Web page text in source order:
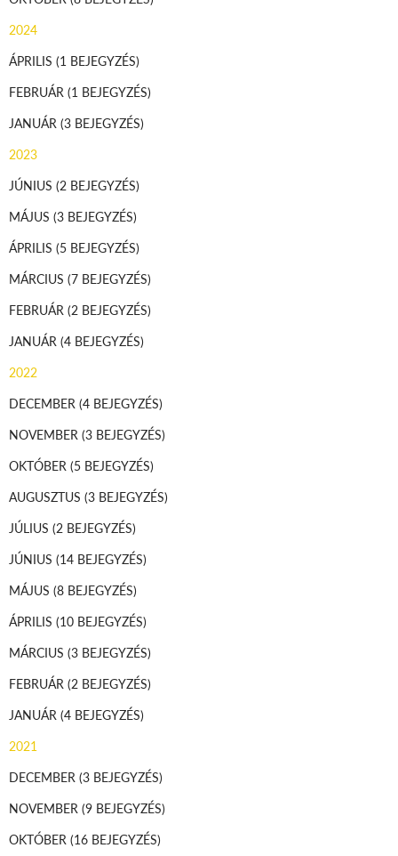
2024
ÁPRILIS (1 BEJEGYZÉS)
FEBRUÁR (1 BEJEGYZÉS)
JANUÁR (3 BEJEGYZÉS)
2023
JÚNIUS (2 BEJEGYZÉS)
MÁJUS (3 BEJEGYZÉS)
ÁPRILIS (5 BEJEGYZÉS)
MÁRCIUS (7 BEJEGYZÉS)
FEBRUÁR (2 BEJEGYZÉS)
JANUÁR (4 BEJEGYZÉS)
2022
DECEMBER (4 BEJEGYZÉS)
NOVEMBER (3 BEJEGYZÉS)
OKTÓBER (5 BEJEGYZÉS)
AUGUSZTUS (3 BEJEGYZÉS)
JÚLIUS (2 BEJEGYZÉS)
JÚNIUS (14 BEJEGYZÉS)
MÁJUS (8 BEJEGYZÉS)
ÁPRILIS (10 BEJEGYZÉS)
MÁRCIUS (3 BEJEGYZÉS)
FEBRUÁR (2 BEJEGYZÉS)
JANUÁR (4 BEJEGYZÉS)
2021
DECEMBER (3 BEJEGYZÉS)
NOVEMBER (9 BEJEGYZÉS)
OKTÓBER (16 BEJEGYZÉS)